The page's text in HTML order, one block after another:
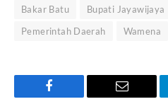
Bakar Batu Bupati Jayawijaya
Pemerintah Daerah
Wamena
Facebook Email